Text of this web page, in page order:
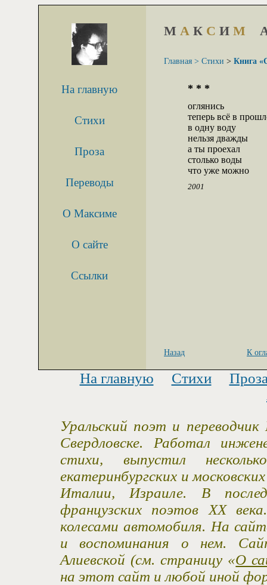
На главную
Стихи
Проза
Переводы
О Максиме
О сайте
Ссылки
М А К С И М
Главная > Стихи > Книга
* * *
оглянись
теперь всё в
в одну воду
нельзя дважды
а ты проехал
столько воды
что уже можно
2001
Назад К
На главную Стихи
Уральский поэт и
Свердловске. Работал
стихи, выпустил
екатеринбургских и
Италии, Израиле. В
французских поэтов XX
колесами автомобиля. На
и воспоминания о нем.
Алиевской (см. страницу «О
на этот сайт и любой иной